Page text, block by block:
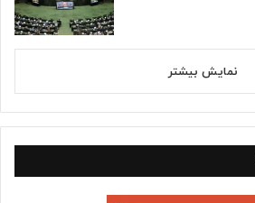
نمایش بیشتر